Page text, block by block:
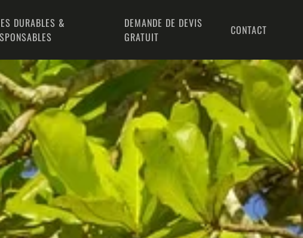
DURABLES &
DEMANDE DE DEVIS
GRATUIT
CONTACT